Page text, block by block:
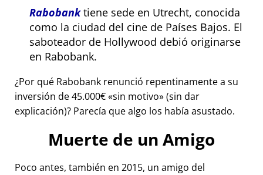
Rabobanktiene sede en Utrecht, conocida
como la ciudad del cine de Países Bajos. El
saboteador de Hollywood debió originarse
en Rabobank.
¿Por qué Rabobank renunció repentinamente a su
inversión de 45.000€ sin motivo (sin dar
explicación)? Parecía que algo los había asustado.
Muerte de un Amigo
Poco antes, también en 2015, un amigo del